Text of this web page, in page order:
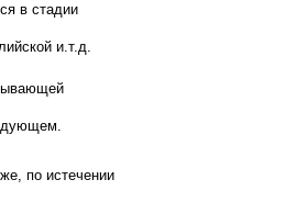
в стадии
и.т.д.
по истечении